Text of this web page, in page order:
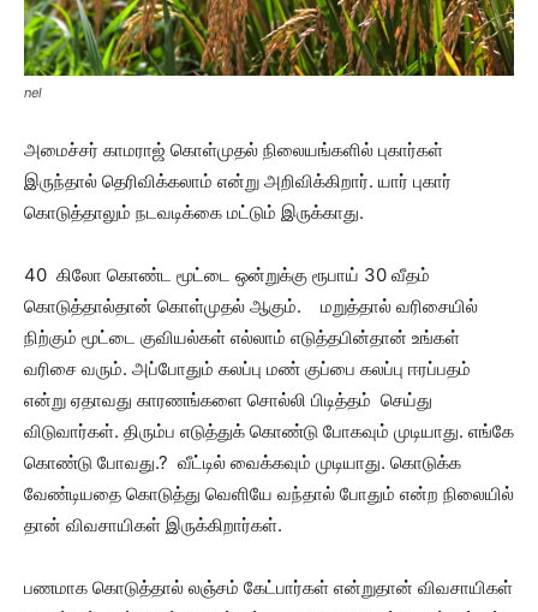
nel
அமைச்சர் காமராஜ் கொள்முதல் நிலையங்களில் புகார்கள்
இருந்தால் தெரிவிக்கலாம் என்று அறிவிக்கிறார். யார் புகார்
கொடுத்தாலும் நடவடிக்கை மட்டும் இருக்காது.
40 கிலோ கொண்ட மூட்டை ஒன்றுக்கு ரூபாய் 30 வீதம்
கொடுத்தால்தான் கொள்முதல் ஆகும். மறுத்தால் வரிசையில்
நிற்கும் மூட்டை குவியல்கள் எல்லாம் எடுத்தபின்தான் உங்கள்
வரிசை வரும். அப்போதும் கலப்பு மண் குப்பை கலப்பு ஈரப்பதம்
என்று ஏதாவது காரணங்களை சொல்லி பிடித்தம் செய்து
விடுவார்கள். திரும்ப எடுத்துக் கொண்டு போகவும் முடியாது. எங்கே
கொண்டு போவது.? வீட்டில் வைக்கவும் முடியாது. கொடுக்க
வேண்டியதை கொடுத்து வெளியே வந்தால் போதும் என்ற நிலையில்
தான் விவசாயிகள் இருக்கிறார்கள்.
பணமாக கொடுத்தால் லஞ்சம் கேட்பார்கள் என்றுதான் விவசாயிகள்